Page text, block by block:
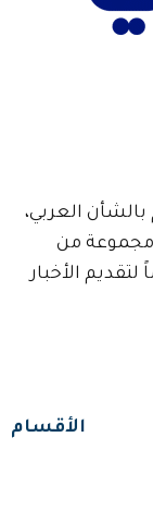
العربي،
مجموعة من
الأخبار
الأقسام